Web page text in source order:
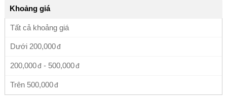
Khoảng giá
Tất cả khoảng giá
Dưới 200,000
200,000 - 500,000
Trên 500,000